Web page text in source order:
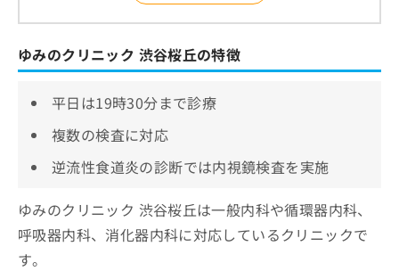
ゆみのクリニック 渋谷桜丘の特徴
平日は19時30分まで診療
複数の検査に対応
逆流性食道炎の診断では内視鏡検査を実施
ゆみのクリニック 渋谷桜丘は一般内科や循環器内科、
呼吸器内科、消化器内科に対応しているクリニックで
す。